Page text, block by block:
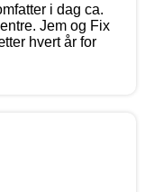
i dag ca.
Jem og Fix
hvert år for